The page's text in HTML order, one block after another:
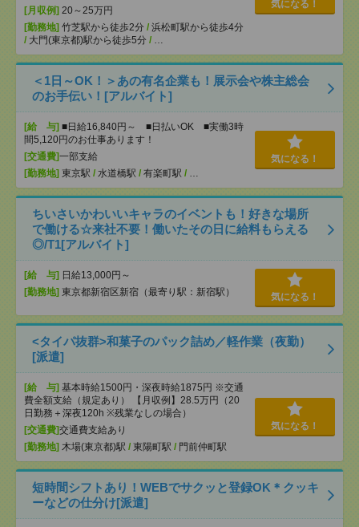
[月収例] 20～25万円
[勤務地] 竹芝駅から徒歩2分 / 浜松町駅から徒歩4分
/ 大門(東京都)駅から徒歩5分 / …
気になる！
＜1日～OK！＞あの有名企業も！展示会や株主総会
のお手伝い！[アルバイト]
[給 与] ■日給16,840円～ ■日払いOK ■実働3時
間5,120円のお仕事あります！
[交通費]一部支給
[勤務地] 東京駅 / 水道橋駅 / 有楽町駅 / …
気になる！
ちいさいかわいいキャラのイベントも！好きな場所
で働ける☆来社不要！働いたその日に給料もらえる
◎/T1[アルバイト]
[給 与] 日給13,000円～
[勤務地] 東京都新宿区新宿（最寄り駅：新宿駅） 気になる！
<タイパ抜群>和菓子のパック詰め／軽作業（夜勤）
[派遣]
[給 与] 基本時給1500円・深夜時給1875円 ※交通
費全額支給（規定あり） 【月収例】28.5万円（20
日勤務＋深夜120h ※残業なしの場合）
[交通費]交通費支給あり
[勤務地] 木場(東京都)駅 / 東陽町駅 / 門前仲町駅
気になる！
短時間シフトあり！WEBでサクッと登録OK＊クッキ
ーなどの仕分け[派遣]